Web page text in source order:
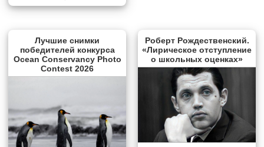
Лучшие снимки
победителей конкурса
Ocean Conservancy Photo
Contest 2026
Роберт Рождественский.
«Лирическое отступление
о школьных оценках»